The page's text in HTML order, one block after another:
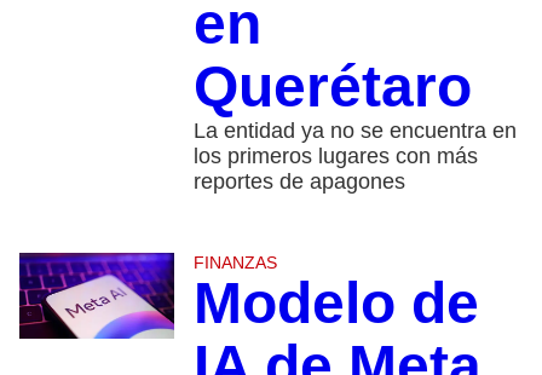
en
Querétaro
La entidad ya no se encuentra en
los primeros lugares con más
reportes de apagones
FINANZAS
Modelo de